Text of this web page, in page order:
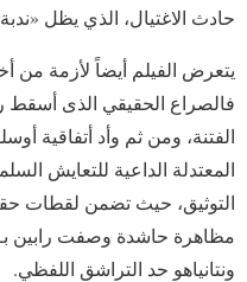
حادث الاغتيال، الذي يظل
يتعرض الفيلم أيضاً لأزمة من
فالصراع الحقيقي الذى أسقط
الفتنة، ومن ثم وأد أتفاقية
المعتدلة الداعية للتعايش
التوثيق، حيث تضمن لقطات
مظاهرة حاشدة وصفت رابين
ونتانياهو حد التراشق اللفظي.